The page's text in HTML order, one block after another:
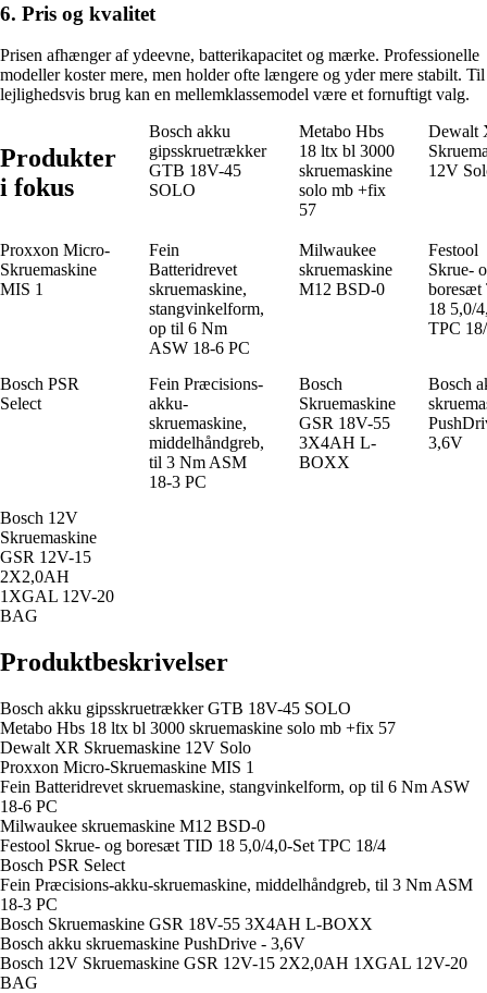
6. Pris og kvalitet
Prisen afhænger af ydeevne, batterikapacitet og mærke. Professionelle
modeller koster mere, men holder ofte længere og yder mere stabilt. Til
lejlighedsvis brug kan en mellemklassemodel være et fornuftigt valg.
Produkter
i fokus
Bosch akku
gipsskruetrækker
GTB 18V-45
SOLO
Metabo Hbs
18 ltx bl 3000
skruemaskine
solo mb +fix
57
Dewalt
12V
Proxxon Micro-
Skruemaskine
MIS 1
Fein
Batteridrevet
skruemaskine,
stangvinkelform,
op til 6 Nm
ASW 18-6 PC
Milwaukee
skruemaskine
M12 BSD-0
Festool
Skrue-
18 5,0/
TPC
Bosch PSR
Select
Fein Præcisions-
akku-
skruemaskine,
middelhåndgreb,
til 3 Nm ASM
18-3 PC
Bosch
Skruemaskine
GSR 18V-55
3X4AH L-
BOXX
Bosch
3,6V
Bosch 12V
Skruemaskine
GSR 12V-15
2X2,0AH
1XGAL 12V-20
BAG
Produktbeskrivelser
Bosch akku gipsskruetrækker GTB 18V-45 SOLO
Metabo Hbs 18 ltx bl 3000 skruemaskine solo mb +fix 57
Dewalt XR Skruemaskine 12V Solo
Proxxon Micro-Skruemaskine MIS 1
Fein Batteridrevet skruemaskine, stangvinkelform, op til 6 Nm ASW
18-6 PC
Milwaukee skruemaskine M12 BSD-0
Festool Skrue- og boresæt TID 18 5,0/4,0-Set TPC 18/4
Bosch PSR Select
Fein Præcisions-akku-skruemaskine, middelhåndgreb, til 3 Nm ASM
18-3 PC
Bosch Skruemaskine GSR 18V-55 3X4AH L-BOXX
Bosch akku skruemaskine PushDrive - 3,6V
Bosch 12V Skruemaskine GSR 12V-15 2X2,0AH 1XGAL 12V-20
BAG